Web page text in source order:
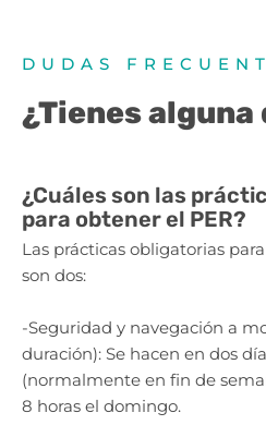
DUDAS
¿Tienes alguna
¿Cuáles son las
para obtener el PER?
Las prácticas obligatorias
son dos:
-Seguridad y navegación a
duración): Se hacen en dos
(normalmente en fin de
8 horas el domingo.